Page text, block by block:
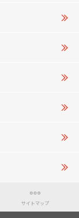
サイトマップ